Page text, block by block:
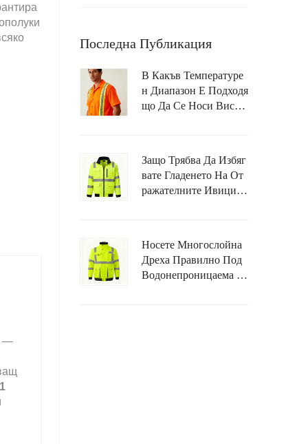
—
Последна Публикация
В Какъв Температуре
Н Диапазон Е Подходя
Що Да Се Носи Висок
Защо Трябва Да Избяг
Вате Гладенето На От
Ражателните Ивици Н
Носете Многослойна
Дреха Правилно Под
Водонепроницаема Ж